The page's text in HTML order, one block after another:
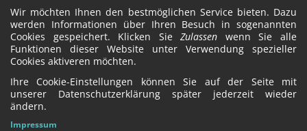
Wir möchten Ihnen den bestmöglichen Service bieten. Dazu
werden Informationen über Ihren Besuch in sogenannten
Cookies gespeichert. Klicken SieZulassen wenn Sie alle
Funktionen dieser Website unter Verwendung spezieller
Cookies aktiveren möchten.
Ihre Cookie-Einstellungen können Sie auf der Seite mit
unserer Datenschutzerklärung später jederzeit wieder
ändern.
Impressum